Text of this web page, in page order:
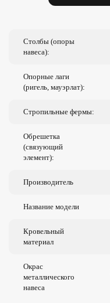
Столбы (опоры
навеса):
Опорные лаги
(ригель, мауэрлат):
Стропильные фермы:
Обрешетка
(связующий
элемент):
Производитель
Название модели
Кровельный
материал
Окрас
металлического
навеса